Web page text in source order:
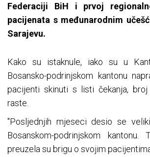
Federaciji BiH i prvoj
pacijenata s međunarodnim
Sarajevu.
Kako su istaknule, iako su u
Bosansko-podrinjskom kantonu
pacijenti skinuti s listi čekanja,
raste.
"Posljednjih mjeseci desio se
Bosanskom-podrinjskom kantonu.
preuzela su brigu o svojim